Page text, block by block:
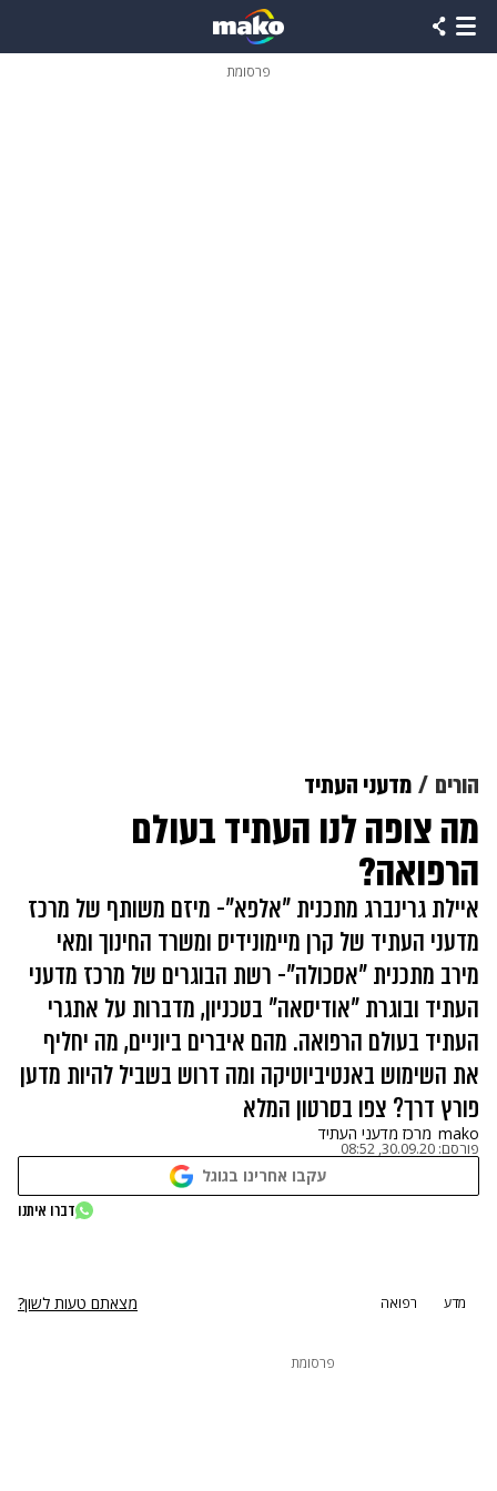
פרסומת
הורים מדעני העתיד
מה צופה לנו העתיד בעולם
הרפואה?
איילת גרינברג מתכנית "אלפא"- מיזם משותף של מרכז
מדעני העתיד של קרן מיימונידיס ומשרד החינוך ומאי
מירב מתכנית "אסכולה"- רשת הבוגרים של מרכז מדעני
העתיד ובוגרת "אודיסאה" בטכניון, מדברות על אתגרי
העתיד בעולם הרפואה. מהם איברים ביוניים, מה יחליף
את השימוש באנטיביוטיקה ומה דרוש בשביל להיות מדען
פורץ דרך? צפו בסרטון המלא
mako מרכז מדעני העתיד
פורסם: 30.09.20, 08:52
עקבו אחרינו בגוגל
נתקלנו בבעיה
דברו איתנו
מדע רפואה מצאתם טעות לשון?
פרסומת